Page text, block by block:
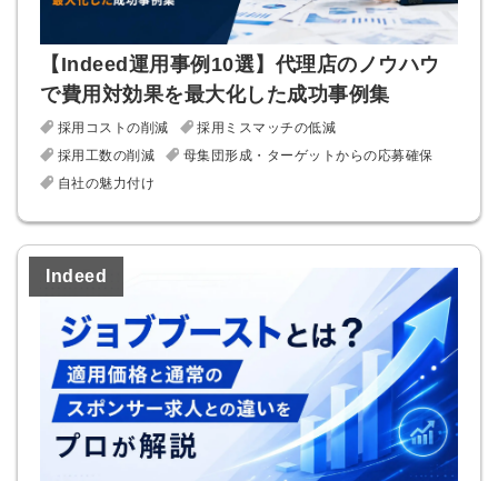
【Indeed運用事例10選】代理店のノウハウ
で費用対効果を最大化した成功事例集
採用コストの削減
採用ミスマッチの低減
採用工数の削減
母集団形成・ターゲットからの応募確保
自社の魅力付け
Indeed
する
でログイン
許可なく投稿すること
メールアドレス
※ログインIDとなります
登録する
他サービスIDで登録